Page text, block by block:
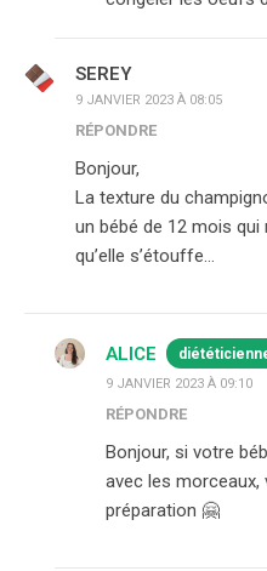
SEREY
9 JANVIER 2023 À 08:05
RÉPONDRE
Bonjour,
La texture du
un bébé de 12 mois qui
qu’elle s’étouffe…
ALICE
9 JANVIER 2023 À 09:10
RÉPONDRE
Bonjour, si votre
avec les morceaux,
préparation 🤗